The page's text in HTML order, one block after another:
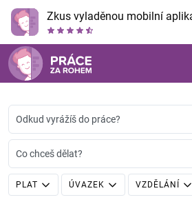
Zkus vyladěnou mobilní
Odkud vyrážíš do práce?
Co chceš dělat?
PLAT ÚVAZEK VZDĚLÁNÍ